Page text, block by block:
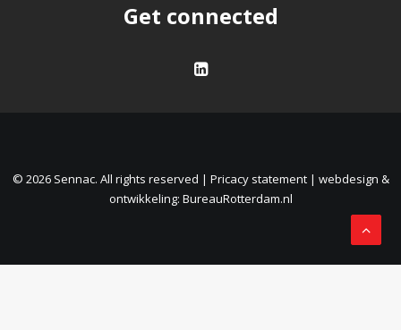
Get connected
© 2026 Sennac. All rights reserved | Pricacy statement| webdesign &
ontwikkeling: BureauRotterdam.nl